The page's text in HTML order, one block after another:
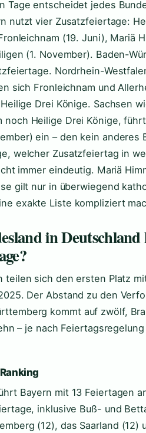
Tage entscheidet jedes
nutzt vier Zusatzfeiertage:
(19. Juni), Mariä
(1. November). Baden-
Nordrhein-
sich Fronleichnam und
Drei Könige. Sachsen
noch Heilige Drei Könige,
ein – den kein anderes
welcher Zusatzfeiertag in
immer eindeutig. Mariä
gilt nur in überwiegend
exakte Liste kompliziert
in Deutschland
teilen sich den ersten Platz
Der Abstand zu den
kommt auf zwölf,
– je nach
Bayern mit 13 Feiertagen
inklusive Buß- und
(12), das Saarland (12)